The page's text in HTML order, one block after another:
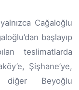
Cağaloğlu
başlayıp
teslimatlarda
Şişhane’ye,
diğer Beyoğlu